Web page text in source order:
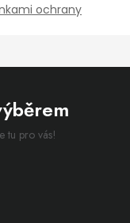
ochrany
tu pro vás!